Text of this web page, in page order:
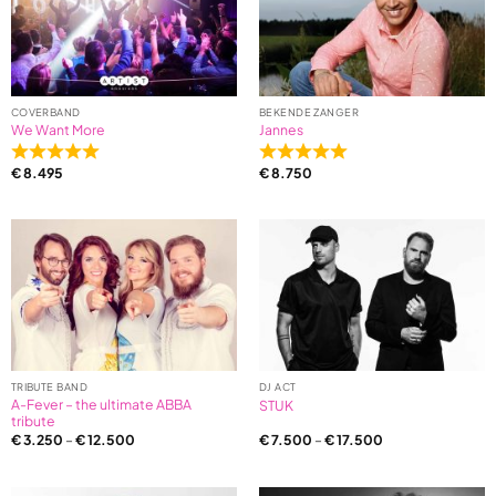
on
1
ratings
COVERBAND
We Want More
Rated
5,0
of
5
based
on
6
ratings
€8.495
BEKENDE ZANGER
Jannes
Rated
5,0
5
based
on
€8.750
TRIBUTE BAND
A-Fever – the ultimate ABBA
tribute
€3.250 –€12.500
DJ ACT
STUK
€7.500 –€17.500